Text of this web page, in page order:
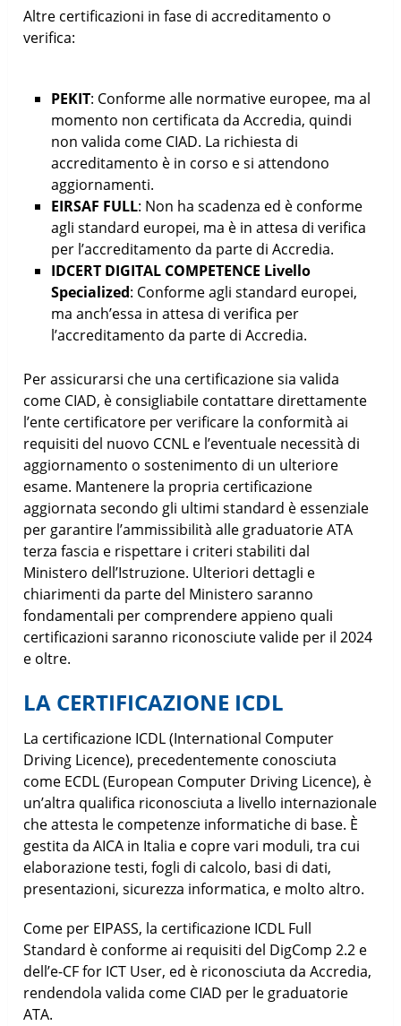
Altre certificazioni in fase di accreditamento o
verifica:
PEKIT: Conforme alle normative europee, ma al
momento non certificata da Accredia, quindi
non valida come CIAD. La richiesta di
accreditamento è in corso e si attendono
aggiornamenti.
EIRSAF FULL: Non ha scadenza ed è conforme
agli standard europei, ma è in attesa di verifica
per l’accreditamento da parte di Accredia.
IDCERT DIGITAL COMPETENCE Livello
Specialized: Conforme agli standard europei,
ma anch’essa in attesa di verifica per
l’accreditamento da parte di Accredia.
Per assicurarsi che una certificazione sia valida
come CIAD, è consigliabile contattare direttamente
l’ente certificatore per verificare la conformità ai
requisiti del nuovo CCNL e l’eventuale necessità di
aggiornamento o sostenimento di un ulteriore
esame. Mantenere la propria certificazione
aggiornata secondo gli ultimi standard è essenziale
per garantire l’ammissibilità alle graduatorie ATA
terza fascia e rispettare i criteri stabiliti dal
Ministero dell’Istruzione. Ulteriori dettagli e
chiarimenti da parte del Ministero saranno
fondamentali per comprendere appieno quali
certificazioni saranno riconosciute valide per il 2024
e oltre.
LA CERTIFICAZIONE ICDL
La certificazione ICDL (International Computer
Driving Licence), precedentemente conosciuta
come ECDL (European Computer Driving Licence), è
un’altra qualifica riconosciuta a livello internazionale
che attesta le competenze informatiche di base. È
gestita da AICA in Italia e copre vari moduli, tra cui
elaborazione testi, fogli di calcolo, basi di dati,
presentazioni, sicurezza informatica, e molto altro.
Come per EIPASS, la certificazione ICDL Full
Standard è conforme ai requisiti del DigComp 2.2 e
dell’e-CF for ICT User, ed è riconosciuta da Accredia,
rendendola valida come CIAD per le graduatorie
ATA.